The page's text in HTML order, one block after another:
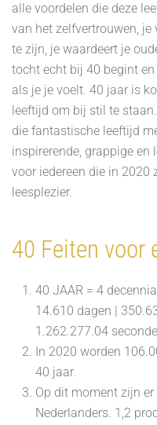
alle voordelen die deze
van het zelfvertrouwen,
te zijn, je waardeert je
tocht echt bij 40 begint
als je je voelt. 40 jaar is
leeftijd om bij stil te
die fantastische leeftijd
inspirerende, grappige en
voor iedereen die in 2020
leesplezier.
40 Feiten voor
40 JAAR = 4
14.610 dagen |
1.262.277.04
In 2020 worden
40 jaar.
Op dit moment zijn
Nederlanders. 1,2